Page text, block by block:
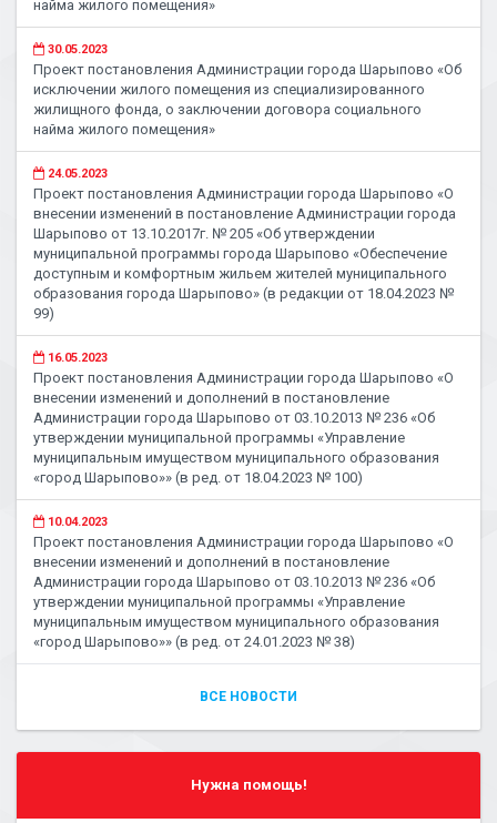
найма жилого помещения»
30.05.2023
Проект постановления Администрации города Шарыпово «Об
исключении жилого помещения из специализированного
жилищного фонда, о заключении договора социального
найма жилого помещения»
24.05.2023
Проект постановления Администрации города Шарыпово «О
внесении изменений в постановление Администрации города
Шарыпово от 13.10.2017г. № 205 «Об утверждении
муниципальной программы города Шарыпово «Обеспечение
доступным и комфортным жильем жителей муниципального
образования города Шарыпово» (в редакции от 18.04.2023 №
99)
16.05.2023
Проект постановления Администрации города Шарыпово «О
внесении изменений и дополнений в постановление
Администрации города Шарыпово от 03.10.2013 № 236 «Об
утверждении муниципальной программы «Управление
муниципальным имуществом муниципального образования
«город Шарыпово»» (в ред. от 18.04.2023 № 100)
10.04.2023
Проект постановления Администрации города Шарыпово «О
внесении изменений и дополнений в постановление
Администрации города Шарыпово от 03.10.2013 № 236 «Об
утверждении муниципальной программы «Управление
муниципальным имуществом муниципального образования
«город Шарыпово»» (в ред. от 24.01.2023 № 38)
ВСЕ НОВОСТИ
Нужна помощь!